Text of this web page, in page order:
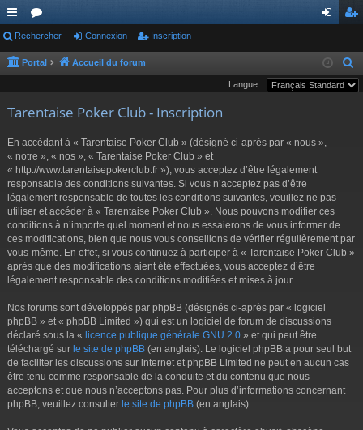
ac
co
ci
or
u
s
ne
xi
cri
pti
Rechercher Connexion Inscription
Portal Accueil du forum
e
Langue :
Tarentaise Poker Club - Inscription
En accédant à « Tarentaise Poker Club » (désigné ci-après par « nous »,
« notre », « nos », « Tarentaise Poker Club » et
« http://www.tarentaisepokerclub.fr »), vous acceptez d’être légalement
responsable des conditions suivantes. Si vous n’acceptez pas d’être
légalement responsable de toutes les conditions suivantes, veuillez ne pas
utiliser et accéder à « Tarentaise Poker Club ». Nous pouvons modifier ces
conditions à n’importe quel moment et nous essaierons de vous informer de
ces modifications, bien que nous vous conseillons de vérifier régulièrement par
vous-même. En effet, si vous continuez à participer à « Tarentaise Poker Club »
après que des modifications aient été effectuées, vous acceptez d’être
légalement responsable des conditions modifiées et mises à jour.
Nos forums sont développés par phpBB (désignés ci-après par « logiciel
phpBB » et « phpBB Limited ») qui est un logiciel de forum de discussions
déclaré sous la « licence publique générale GNU 2.0 » et qui peut être
téléchargé sur le site de phpBB (en anglais). Le logiciel phpBB a pour seul but
de faciliter les discussions sur internet et phpBB Limited ne peut en aucun cas
être tenu comme responsable de la conduite et du contenu que nous
acceptons et que nous n’acceptons pas. Pour plus d’informations concernant
phpBB, veuillez consulter le site de phpBB (en anglais).